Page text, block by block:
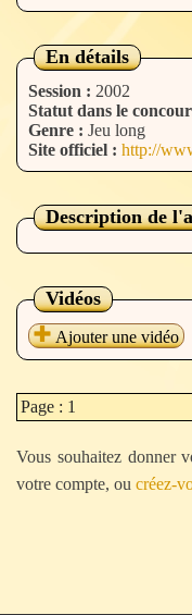
S'inscrire
En détails
Session : 2002
Statut dans le
Genre : Jeu long
Site officiel : http://
Description de
Vidéos
Ajouter une vidéo
Page : 1
Vous souhaitez donner
votre compte, ou créez-